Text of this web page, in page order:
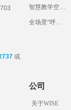
公司
关于WISE
智慧教学空间建设，看山东交通学院“1234”妙招！
全场景“呼叫中心”，带您体验长安大学一体化综合管理平台
或